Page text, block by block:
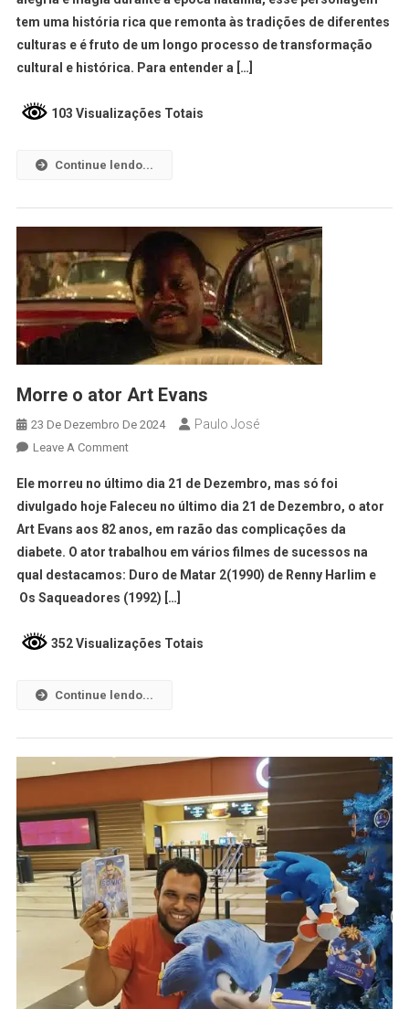
tem uma história rica que remonta às tradições de diferentes
culturas e é fruto de um longo processo de transformação
cultural e histórica. Para entender a […]
103 Visualizações Totais
Continue lendo...
Morre o ator Art Evans
23 De Dezembro De 2024 Paulo José
Leave A Comment
Ele morreu no último dia 21 de Dezembro, mas só foi
divulgado hoje Faleceu no último dia 21 de Dezembro, o ator
Art Evans aos 82 anos, em razão das complicações da
diabete. O ator trabalhou em vários filmes de sucessos na
qual destacamos: Duro de Matar 2(1990) de Renny Harlim e
Os Saqueadores (1992) […]
352 Visualizações Totais
Continue lendo...